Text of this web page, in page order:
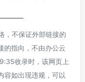
，不保证外部链接的
的指向，不由办公云
收录时，该网页上
容如出现违规，可以